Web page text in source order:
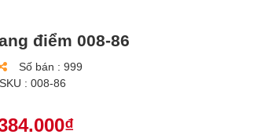
điểm 008-86
Số bán : 999
: 008-86